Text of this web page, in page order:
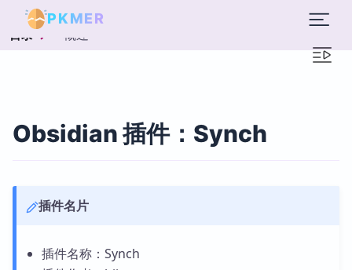
PKMER
目录 概述
Obsidian 插件：Synch
插件名片
插件名称：Synch